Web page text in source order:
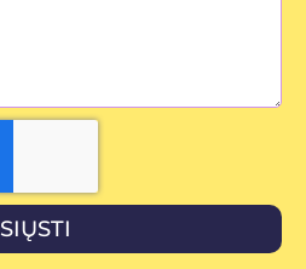
SIŲSTI